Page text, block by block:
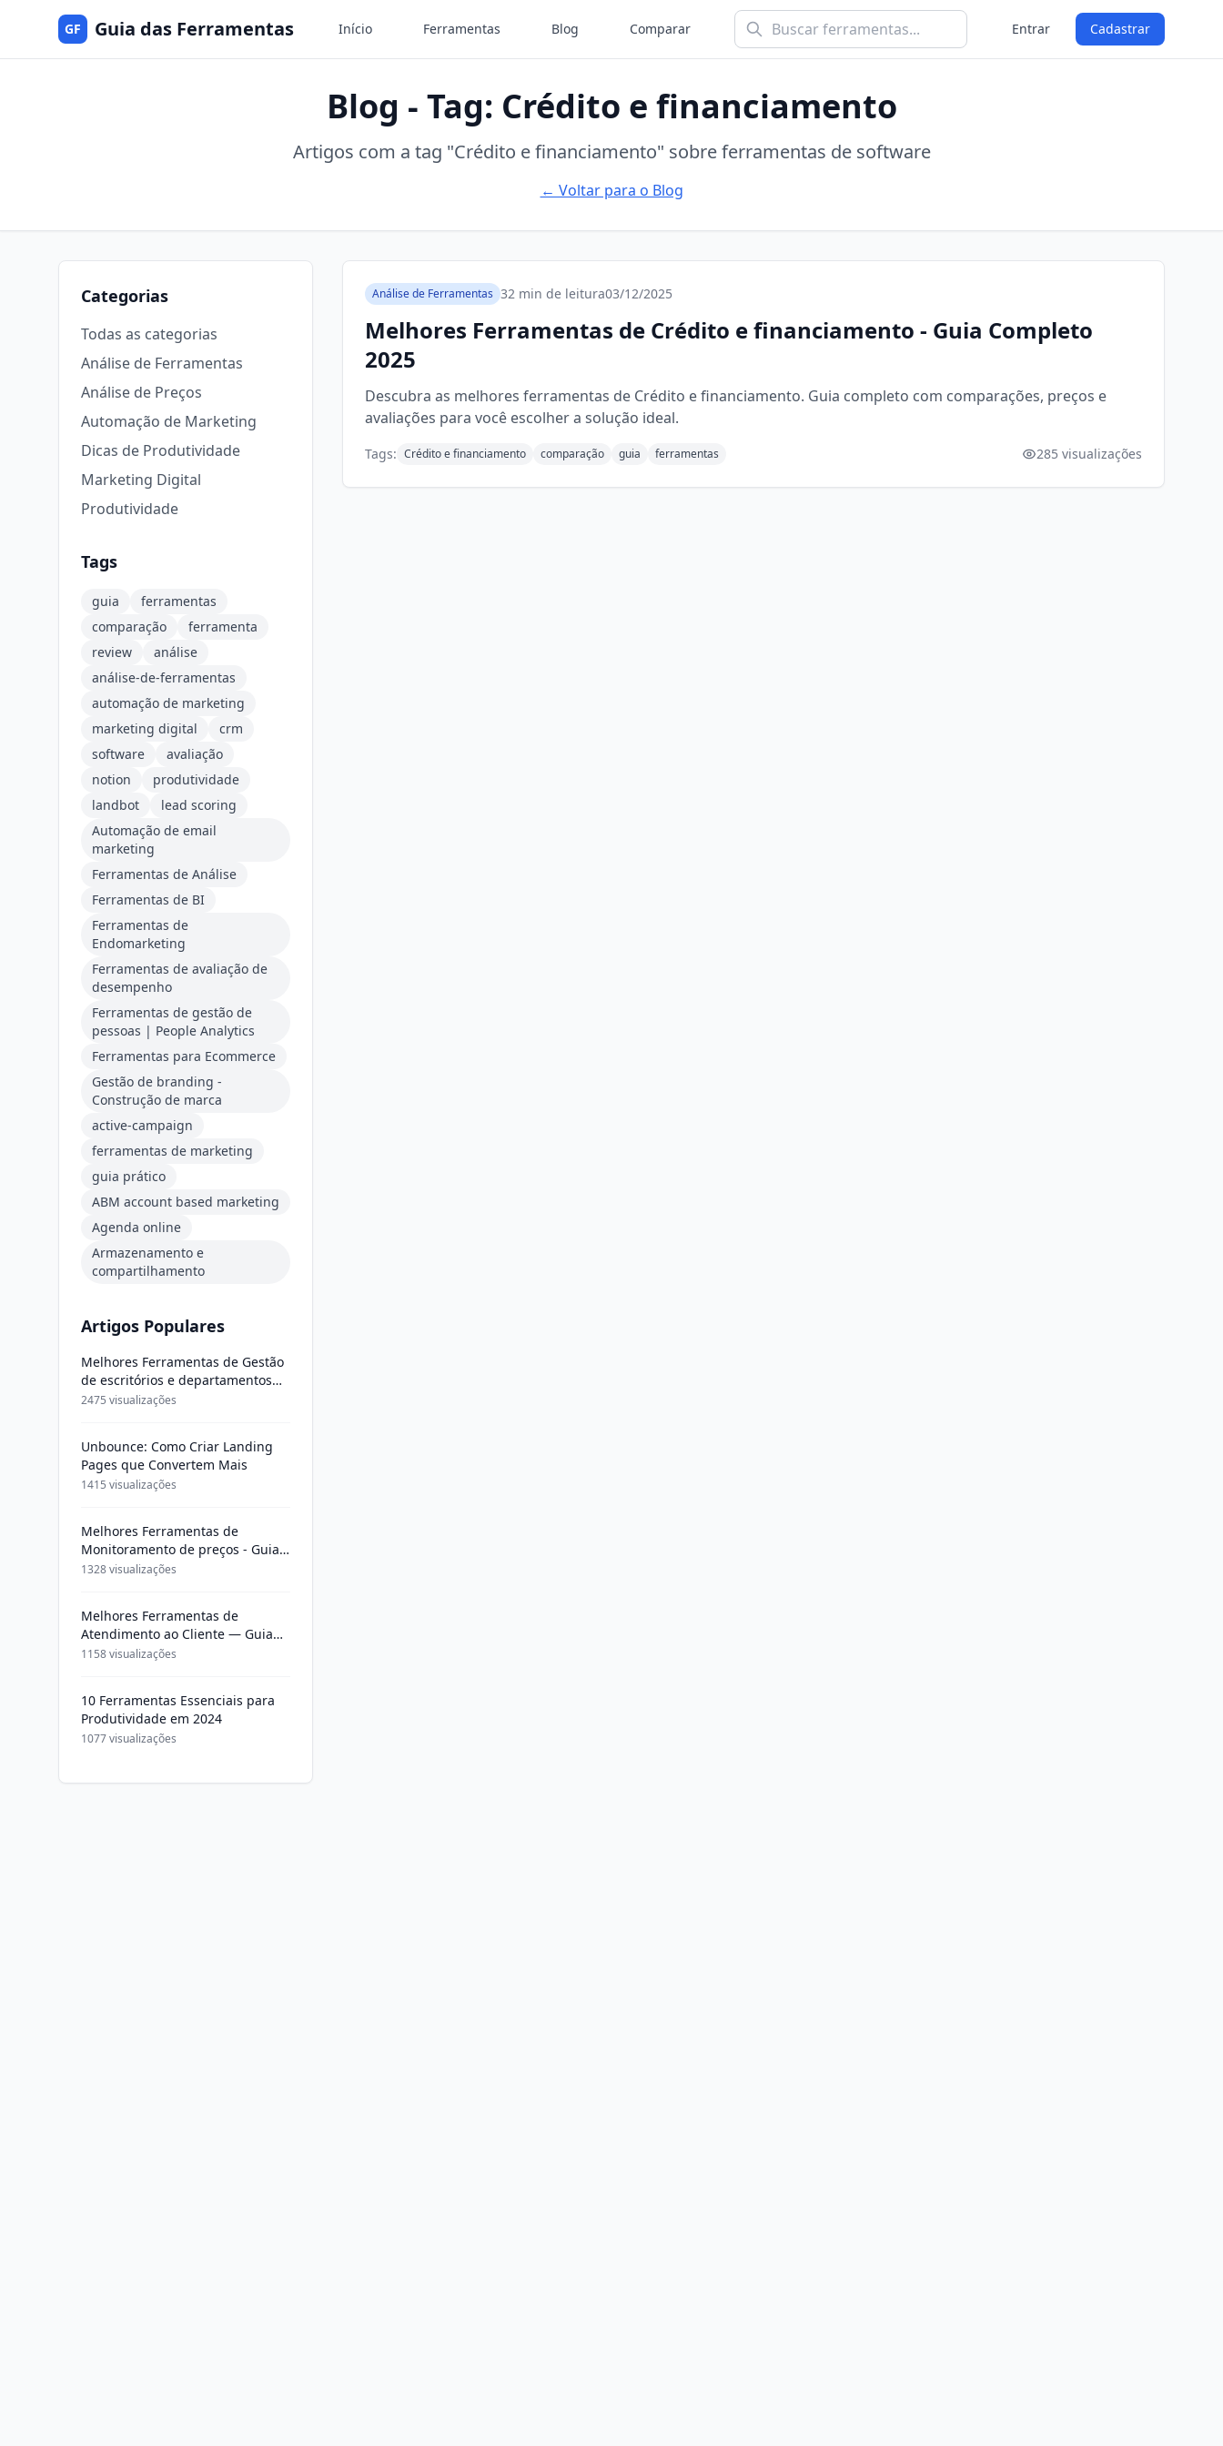
GF Guia das Ferramentas Início Ferramentas Blog Comparar Entrar Cadastrar
Blog - Tag: Crédito e financiamento
Artigos com a tag "Crédito e financiamento" sobre ferramentas de software
← Voltar para o Blog
Categorias
Todas as categorias
Análise de Ferramentas
Análise de Preços
Automação de Marketing
Dicas de Produtividade
Marketing Digital
Produtividade
Tags
guia
ferramentas
comparação
ferramenta
review
análise
análise-de-ferramentas
automação de marketing
marketing digital
crm
software
avaliação
notion
produtividade
landbot
lead scoring
Automação de email
marketing
Ferramentas de Análise
Ferramentas de BI
Ferramentas de
Endomarketing
Ferramentas de avaliação de
desempenho
Ferramentas de gestão de
pessoas | People Analytics
Ferramentas para Ecommerce
Gestão de branding -
Construção de marca
active-campaign
ferramentas de marketing
guia prático
ABM account based marketing
Agenda online
Armazenamento e
compartilhamento
Artigos Populares
Melhores Ferramentas de Gestão
de escritórios e departamentos
jurídicos - Guia Completo 2025
2475 visualizações
Unbounce: Como Criar Landing
Pages que Convertem Mais
1415 visualizações
Melhores Ferramentas de
Monitoramento de preços - Guia
Completo 2025
1328 visualizações
Melhores Ferramentas de
Atendimento ao Cliente — Guia
Completo 2026
1158 visualizações
10 Ferramentas Essenciais para
Produtividade em 2024
1077 visualizações
Análise de Ferramentas 32 min de leitura03/12/2025
Melhores Ferramentas de Crédito e financiamento - Guia Completo
2025
Descubra as melhores ferramentas de Crédito e financiamento. Guia completo com comparações, preços e
avaliações para você escolher a solução ideal.
Tags: Crédito e financiamento comparação guia ferramentas 285 visualizações